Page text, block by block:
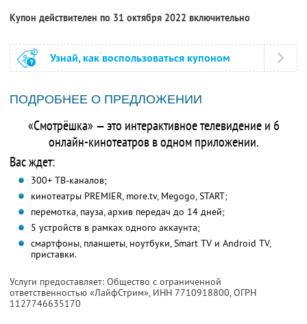
Купон действителен по 31 октября 2022 включительно
Узнай, как воспользоваться купоном
ПОДРОБНЕЕ О ПРЕДЛОЖЕНИИ
«Смотрёшка» — это интерактивное телевидение и 6
онлайн-кинотеатров в одном приложении.
Вас ждет:
300+ ТВ-каналов;
кинотеатры PREMIER, more.tv, Megogo, START;
перемотка, пауза, архив передач до 14 дней;
5 устройств в рамках одного аккаунта;
смартфоны, планшеты, ноутбуки, Smart TV и Android TV,
приставки.
Услуги предоставляет: Общество с ограниченной
ответственностью «ЛайфСтрим», ИНН 7710918800, ОГРН
1127746635170